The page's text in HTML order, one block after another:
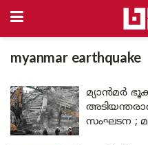
myanmar earthquake
മ്യാൻമർ
സംഘടന ;